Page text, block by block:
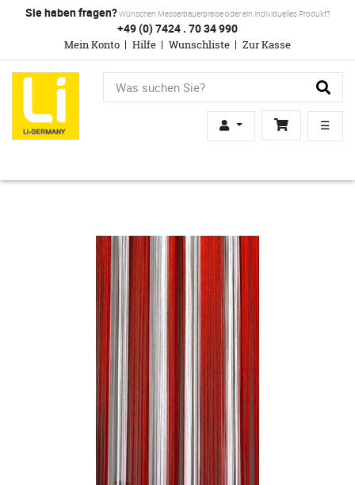
Sie haben fragen?Wünschen Messerbauerpreise oder ein individuelles Produkt?
+49 (0) 7424 . 70 34 990
Mein Konto Hilfe Wunschliste Zur Kasse
☰